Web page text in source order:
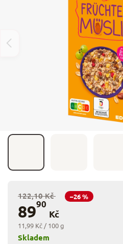
122,10 Kč –26 %
8990
Kč
11,99 Kč / 100 g
Skladem